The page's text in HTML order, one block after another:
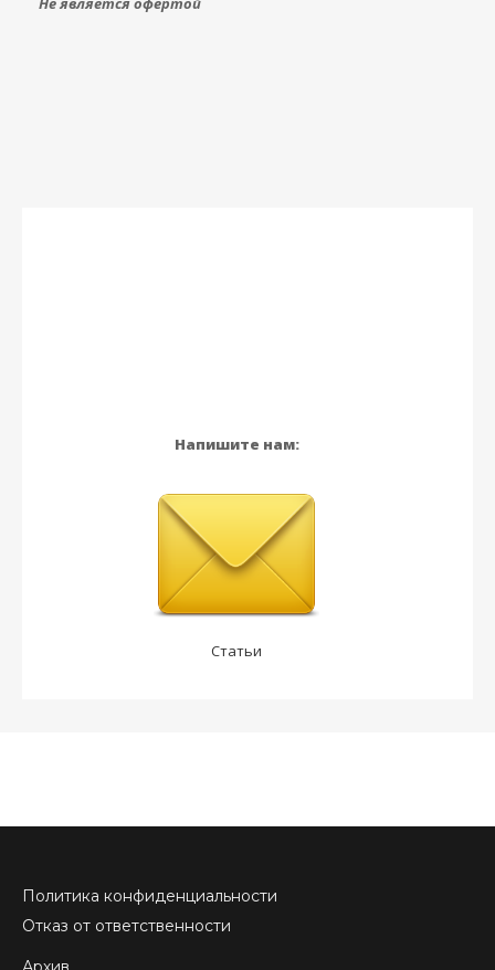
Напишите нам:
Статьи
Политика конфиденциальности
Отказ от ответственности